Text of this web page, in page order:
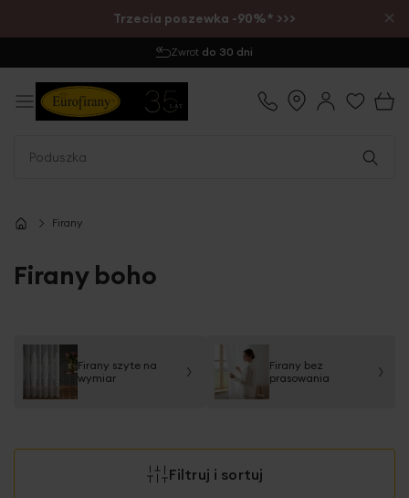
Trzecia poszewka -90%* >>> ×
Zamów do 12:00- wysyłka tego samego dnia
Firany
Firany boho
Firany szyte na
wymiar
Firany bez
prasowania
Filtruj i sortuj